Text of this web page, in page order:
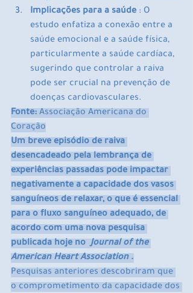
Implicações para a saúde : O
estudo enfatiza a conexão entre a
saúde emocional e a saúde física,
particularmente a saúde cardíaca,
sugerindo que controlar a raiva
pode ser crucial na prevenção de
doenças cardiovasculares.
Fonte: Associação Americana do
Coração
Um breve episódio de raiva
desencadeado pela lembrança de
experiências passadas pode impactar
negativamente a capacidade dos vasos
sanguíneos de relaxar, o que é essencial
para o fluxo sanguíneo adequado, de
acordo com uma nova pesquisa
publicada hoje no Journal of the
American Heart Association .
Pesquisas anteriores descobriram que
o comprometimento da capacidade dos